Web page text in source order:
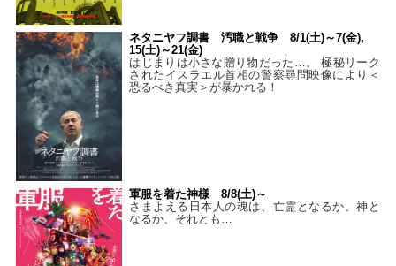
ネタニヤフ調書 汚職と戦争 8/1(土)～7(金),
15(土)～21(金)
はじまりは小さな贈り物だった…。 極秘リーク
されたイスラエル首相の警察尋問映像により＜
恐るべき真実＞が暴かれる！
軍服を着た神様 8/8(土)～
さまよえる日本人の魂は、亡霊となるか、神と
なるか、それとも…